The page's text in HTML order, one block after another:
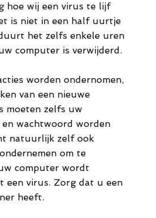
hoe wij een virus te lijf
is niet in een half uurtje
het zelfs enkele uren
computer is verwijderd.
worden ondernomen,
van een nieuwe
moeten zelfs uw
en wachtwoord worden
natuurlijk zelf ook
om te
computer wordt
een virus. Zorg dat u een
heeft.